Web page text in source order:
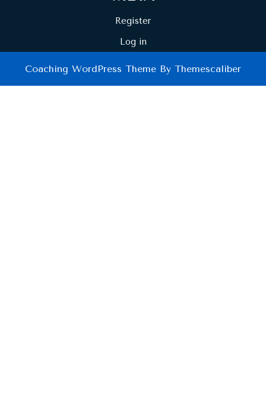
Register
Log in
Coaching WordPress Theme By Themescaliber